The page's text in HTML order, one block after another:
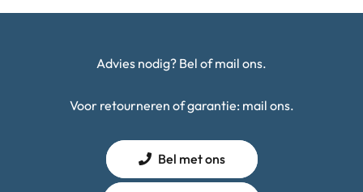
|
Advies nodig? Bel of mail ons.
Voor retourneren of garantie: mail ons.
Bel met ons